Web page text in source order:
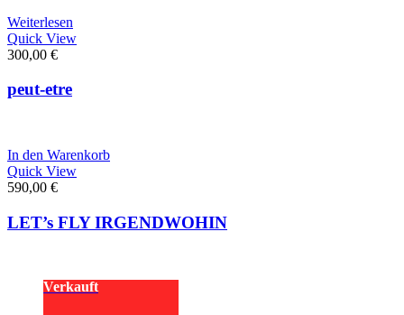
Weiterlesen
Quick View
300,00 €
peut-etre
In den Warenkorb
Quick View
590,00 €
LET’s FLY IRGENDWOHIN
Verkauft